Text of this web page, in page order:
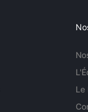
Le